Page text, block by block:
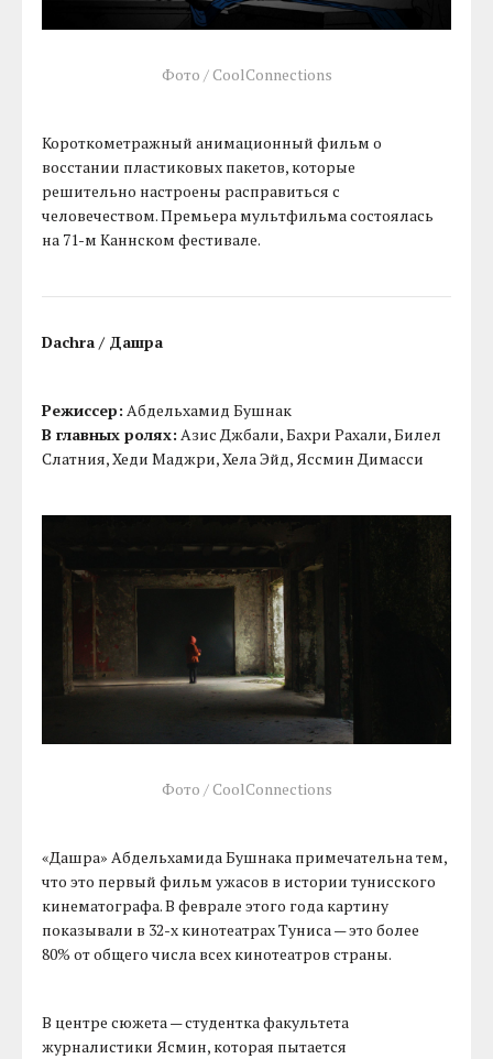
Фото / CoolConnections
Короткометражный анимационный фильм о
восстании пластиковых пакетов, которые
решительно настроены расправиться с
человечеством. Премьера мультфильма состоялась
на 71-м Каннском фестивале.
Dachra / Дашра
Режиссер: Абдельхамид Бушнак
В главных ролях: Азис Джбали, Бахри Рахали, Билел
Слатния, Хеди Маджри, Хела Эйд, Яссмин Димасси
Фото / CoolConnections
«Дашра» Абдельхамида Бушнака примечательна тем,
что это первый фильм ужасов в истории тунисского
кинематографа. В феврале этого года картину
показывали в 32-х кинотеатрах Туниса — это более
80% от общего числа всех кинотеатров страны.
В центре сюжета — студентка факультета
журналистики Ясмин, которая пытается